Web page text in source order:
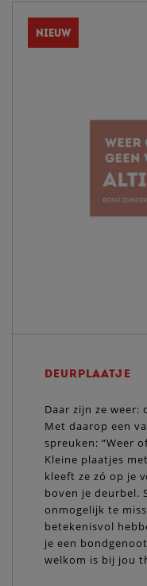
NIEUW
DEURPLAATJE
Daar zijn ze weer:
Met daarop een
spreuken: “Weer
Kleine plaatjes
kleeft ze zó op je
boven je deurbel.
onmogelijk te
betekenisvol
je een
welkom is bij jou